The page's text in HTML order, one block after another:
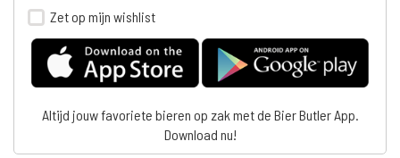
Zet op mijn wishlist
Altijd jouw favoriete bieren op zak met de Bier Butler App.
Download nu!